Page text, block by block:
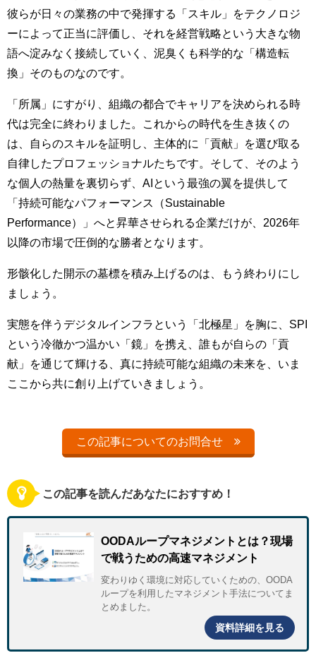
彼らが日々の業務の中で発揮する「スキル」をテクノロジ
ーによって正当に評価し、それを経営戦略という大きな物
語へ淀みなく接続していく、泥臭くも科学的な「構造転
換」そのものなのです。
「所属」にすがり、組織の都合でキャリアを決められる時
代は完全に終わりました。これからの時代を生き抜くの
は、自らのスキルを証明し、主体的に「貢献」を選び取る
自律したプロフェッショナルたちです。そして、そのよう
な個人の熱量を裏切らず、AIという最強の翼を提供して
「持続可能なパフォーマンス（Sustainable
Performance）」へと昇華させられる企業だけが、2026年
以降の市場で圧倒的な勝者となります。
形骸化した開示の墓標を積み上げるのは、もう終わりにし
ましょう。
実態を伴うデジタルインフラという「北極星」を胸に、SPI
という冷徹かつ温かい「鏡」を携え、誰もが自らの「貢
献」を通じて輝ける、真に持続可能な組織の未来を、いま
ここから共に創り上げていきましょう。
この記事についてのお問合せ
この記事を読んだあなたにおすすめ！
OODAループマネジメントとは？現場
で戦うための高速マネジメント
変わりゆく環境に対応していくための、OODA
ループを利用したマネジメント手法についてま
とめました。
資料詳細を見る